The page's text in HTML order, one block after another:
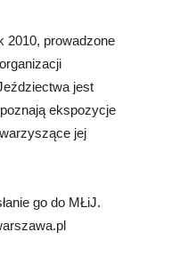
2010, prowadzone
jest
ekspozycje
jej
go do MŁiJ.